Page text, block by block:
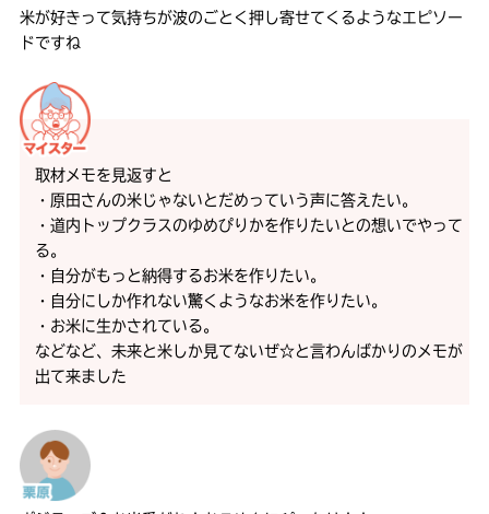
米が好きって気持ちが波のごとく押し寄せてくるようなエピソー
ドですね
取材メモを見返すと
・原田さんの米じゃないとだめっていう声に答えたい。
・道内トップクラスのゆめぴりかを作りたいとの想いでやって
る。
・自分がもっと納得するお米を作りたい。
・自分にしか作れない驚くようなお米を作りたい。
・お米に生かされている。
などなど、未来と米しか見てないぜ☆と言わんばかりのメモが
出て来ました